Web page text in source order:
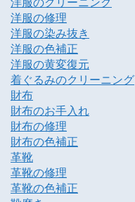
洋服の修理
洋服の染み抜き
洋服の色補正
洋服の黄変復元
着ぐるみのクリーニング
財布
財布のお手入れ
財布の修理
財布の色補正
革靴
革靴の修理
革靴の色補正